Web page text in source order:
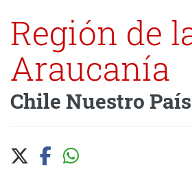
Región de
Araucanía
Chile Nuestro País